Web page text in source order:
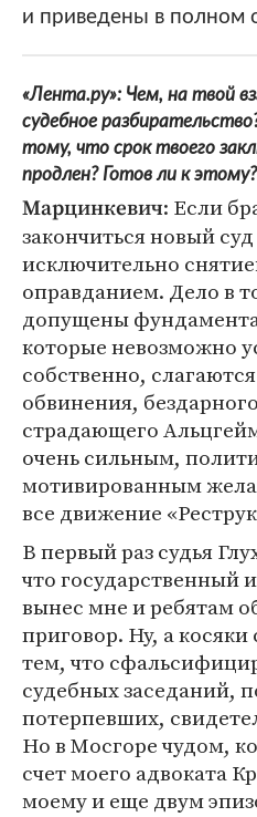
и приведены в полном
«Лента.ру»: Чем, на твой
судебное
тому, что срок твоего
продлен? Готов ли к этому?
Марцинкевич: Если
закончиться новый
исключительно
оправданием. Дело в
допущены
которые невозможно
собственно,
обвинения,
страдающего
очень сильным,
мотивированным
все движение
В первый раз судья
что государственный
вынес мне и ребятам
приговор. Ну, а
тем, что
судебных заседаний,
потерпевших,
Но в Мосгоре чудом,
счет моего адвоката
моему и еще двум